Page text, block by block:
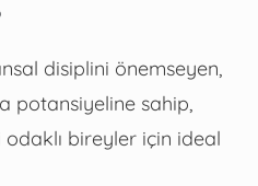
disiplini önemseyen,
potansiyeline sahip,
bireyler için ideal